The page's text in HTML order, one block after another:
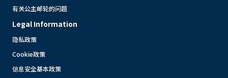
有关公主邮轮的问题
Legal Information
隐私政策
Cookie政策
信息安全基本政策